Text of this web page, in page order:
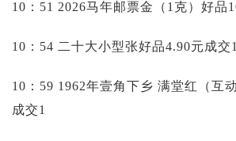
10：51 2026马年邮票金（1克）好品
10：54 二十大小型张好品4.90元成交
10：59 1962年壹角下乡 满堂红（互
成交1